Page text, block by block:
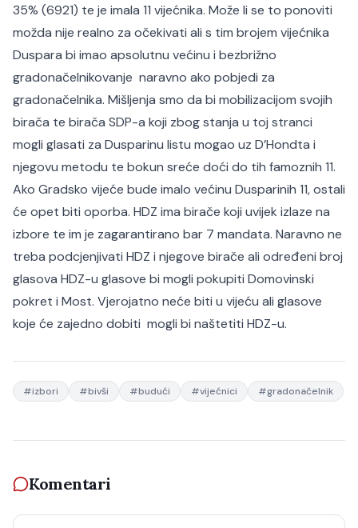
35% (6921) te je imala 11 vijećnika. Može li se to ponoviti
možda nije realno za očekivati ali s tim brojem vijećnika
Duspara bi imao apsolutnu većinu i bezbrižno
gradonačelnikovanje naravno ako pobjedi za
gradonačelnika. Mišljenja smo da bi mobilizacijom svojih
birača te birača SDP-a koji zbog stanja u toj stranci
mogli glasati za Dusparinu listu mogao uz D’Hondta i
njegovu metodu te bokun sreće doći do tih famoznih 11.
Ako Gradsko vijeće bude imalo većinu Dusparinih 11, ostali
će opet biti oporba. HDZ ima birače koji uvijek izlaze na
izbore te im je zagarantirano bar 7 mandata. Naravno ne
treba podcjenjivati HDZ i njegove birače ali određeni broj
glasova HDZ-u glasove bi mogli pokupiti Domovinski
pokret i Most. Vjerojatno neće biti u vijeću ali glasove
koje će zajedno dobiti mogli bi naštetiti HDZ-u.
#izbori #bivši #budući #vijećnici #gradonačelnik
Komentari